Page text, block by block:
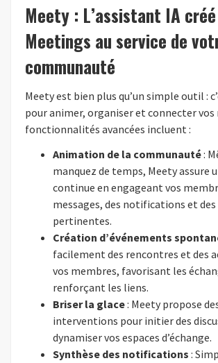
Meety : L’assistant IA
Meetings au service de
communauté
Meety est bien plus qu’un simple outil :
pour animer, organiser et connecter vos
fonctionnalités avancées incluent :
Animation de la communauté:
manquez de temps, Meety assure
continue en engageant vos
messages, des notifications et
pertinentes.
Création d’événements
facilement des rencontres et des
vos membres, favorisant les
renforçant les liens.
Briser la glace: Meety propose
interventions pour initier des
dynamiser vos espaces d’échange.
Synthèse des notifications :